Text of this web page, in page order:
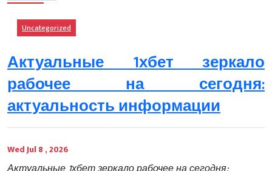
Uncategorized
Актуальные 1хбет зеркало
рабочее на сегодня:
актуальность информации
Wed Jul 8 , 2026